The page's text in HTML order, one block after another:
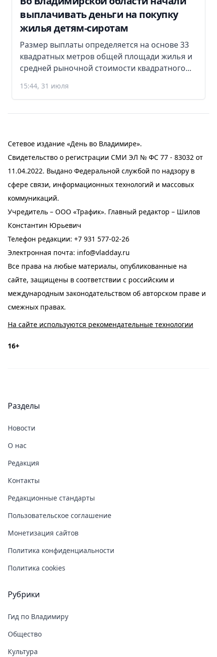
выплачивать деньги на покупку
жилья детям-сиротам
Размер выплаты определяется на основе 33
квадратных метров общей площади жилья и
средней рыночной стоимости квадратного...
15:44, 31 июля
Сетевое издание «День во Владимире».
Свидетельство о регистрации СМИ ЭЛ № ФС 77 - 83032 от
11.04.2022. Выдано Федеральной службой по надзору в
сфере связи, информационных технологий и массовых
коммуникаций.
Учредитель – ООО «Трафик». Главный редактор – Шилов
Константин Юрьевич
Телефон редакции: +7 931 577-02-26
Электронная почта: info@vladday.ru
Все права на любые материалы, опубликованные на
сайте, защищены в соответствии с российским и
международным законодательством об авторском праве и
смежных правах.
На сайте используются рекомендательные технологии
16+
Разделы
Новости
О нас
Редакция
Контакты
Редакционные стандарты
Пользовательское соглашение
Монетизация сайтов
Политика конфиденциальности
Политика cookies
Рубрики
Гид по Владимиру
Общество
Культура